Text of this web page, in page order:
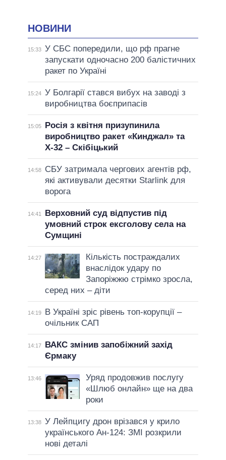
НОВИНИ
15:33 У СБС попередили, що рф прагне
запускати одночасно 200 балістичних
ракет по Україні
15:24 У Болгарії стався вибух на заводі з
виробництва боєприпасів
15:05
Росія з квітня призупинила
виробництво ракет «Кинджал» та
Х-32 – Скібіцький
14:58
СБУ затримала чергових агентів рф,
які активували десятки Starlink для
ворога
14:41
Верховний суд відпустив під
умовний строк ексголову села на
Сумщині
14:27
Кількість постраждалих
внаслідок удару по
Запоріжжю стрімко зросла,
серед них – діти
14:19
В Україні зріс рівень топ-корупції –
очільник САП
14:17
ВАКС змінив запобіжний захід
Єрмаку
13:46
Уряд продовжив послугу
«Шлюб онлайн» ще на два
роки
13:38 У Лейпцигу дрон врізався у крило
українського Ан-124: ЗМІ розкрили
нові деталі